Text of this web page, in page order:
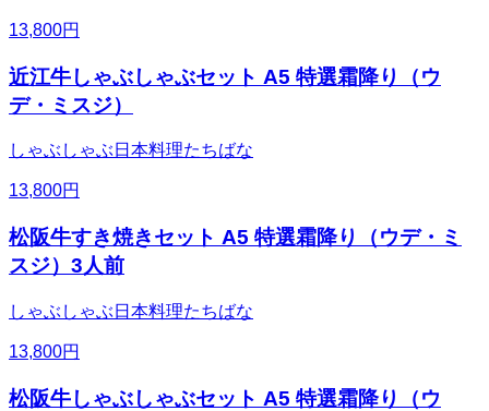
13,800円
近江牛しゃぶしゃぶセット A5 特選霜降り（ウ
デ・ミスジ）
しゃぶしゃぶ日本料理たちばな
13,800円
松阪牛すき焼きセット A5 特選霜降り（ウデ・ミ
スジ）3人前
しゃぶしゃぶ日本料理たちばな
13,800円
松阪牛しゃぶしゃぶセット A5 特選霜降り（ウ